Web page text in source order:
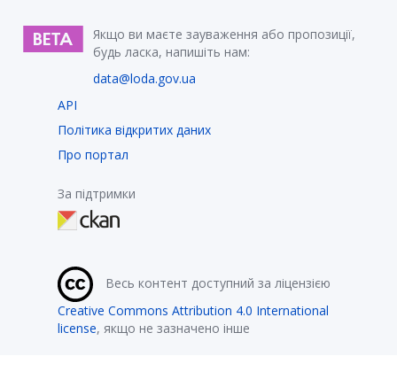
Якщо ви маєте зауваження або пропозиції,
будь ласка, напишіть нам:
data@loda.gov.ua
API
Політика відкритих даних
Про портал
За підтримки
Весь контент доступний за ліцензією
Creative Commons Attribution 4.0 International
license, якщо не зазначено інше